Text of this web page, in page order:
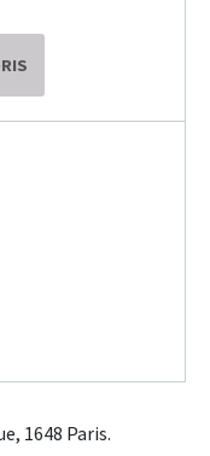
1648 Paris.